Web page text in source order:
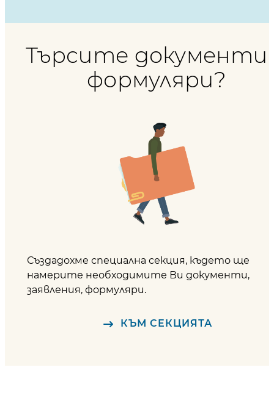
Търсите документи
формуляри?
Създадохме специална секция, където ще
намерите необходимите Ви документи,
заявления, формуляри.
КЪМ СЕКЦИЯТА